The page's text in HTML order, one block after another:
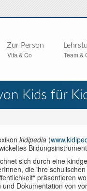
Zur Person
Vita & Co Team &
Kids für
kidipedia (
sich durch eine
die ihre
präsentieren
und Dokumentation von